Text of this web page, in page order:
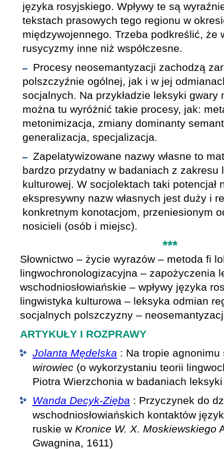
języka rosyjskiego. Wpływy te są
tekstach prasowych tego regionu w
międzywojennego. Trzeba podkreślić, że
rusycyzmy inne niż współczesne.
Procesy neosemantyzacji zachodzą
polszczyźnie ogólnej, jak i w jej
socjalnych. Na przykładzie leksyki gwary
można tu wyróżnić takie procesy, jak:
metonimizacja, zmiany dominanty
generalizacja, specjalizacja.
Zapelatywizowane nazwy własne to
bardzo przydatny w badaniach z zakresu
kulturowej. W socjolektach taki potencjał
ekspresywny nazw własnych jest duży i
konkretnym konotacjom, przeniesionym
nosicieli (osób i miejsc).
***
Słownictwo – życie wyrazów – metoda fi
lingwochronologizacyjna – zapożyczenia
wschodniosłowiańskie – wpływy języka
lingwistyka kulturowa – leksyka odmian
socjalnych polszczyzny –
ARTYKUŁY I ROZPRAWY
Jolanta Mędelska : Na tropie agnonimu
wirowiec (o wykorzystaniu teorii
Piotra Wierzchonia w badaniach
Wanda Decyk-Zięba : Przyczynek do
wschodniosłowiańskich kontaktów
ruskie w Kronice W. X. Moskiewskiego
Gwagnina, 1611)